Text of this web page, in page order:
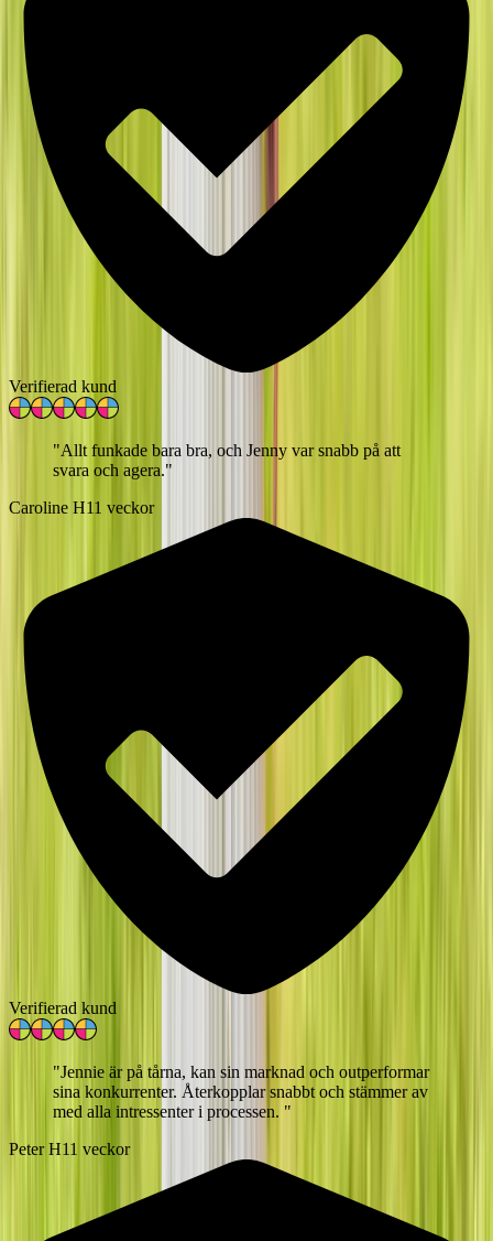
Verifierad kund
"Allt funkade bara bra, och Jenny var snabb på att
svara och agera."
Caroline H11 veckor
Verifierad kund
"Jennie är på tårna, kan sin marknad och outperformar
sina konkurrenter. Återkopplar snabbt och stämmer av
med alla intressenter i processen. "
Peter H11 veckor